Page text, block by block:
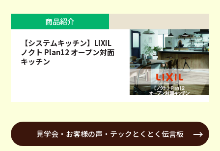
商品紹介
【システムキッチン】LIXIL
ノクト Plan12 オープン対面
キッチン
見学会・お客様の声・テックとくとく伝言板